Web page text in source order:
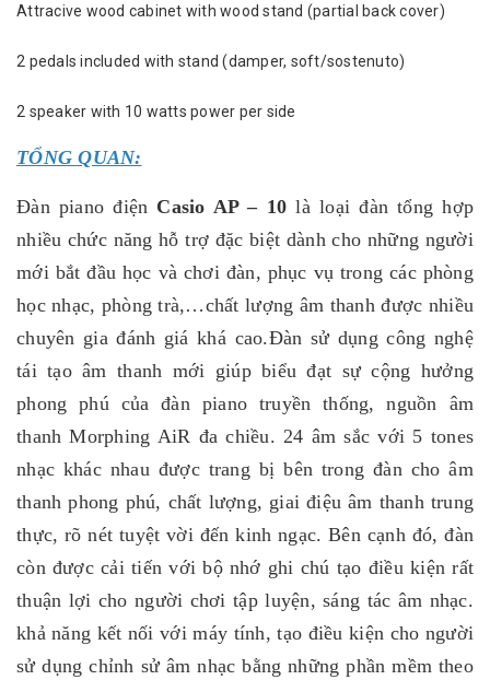
Attracive wood cabinet with wood stand (partial back cover)
2 pedals included with stand (damper, soft/sostenuto)
2 speaker with 10 watts power per side
TỔNG QUAN:
Đàn piano điện Casio AP – 10 là loại đàn tổng hợp
nhiều chức năng hỗ trợ đặc biệt dành cho những người
mới bắt đầu học và chơi đàn, phục vụ trong các phòng
học nhạc, phòng trà,…chất lượng âm thanh được nhiều
chuyên gia đánh giá khá cao.Đàn sử dụng công nghệ
tái tạo âm thanh mới giúp biểu đạt sự cộng hưởng
phong phú của đàn piano truyền thống, nguồn âm
thanh Morphing AiR đa chiều. 24 âm sắc với 5 tones
nhạc khác nhau được trang bị bên trong đàn cho âm
thanh phong phú, chất lượng, giai điệu âm thanh trung
thực, rõ nét tuyệt vời đến kinh ngạc. Bên cạnh đó, đàn
còn được cải tiến với bộ nhớ ghi chú tạo điều kiện rất
thuận lợi cho người chơi tập luyện, sáng tác âm nhạc.
khả năng kết nối với máy tính, tạo điều kiện cho người
sử dụng chỉnh sử âm nhạc bằng những phần mềm theo